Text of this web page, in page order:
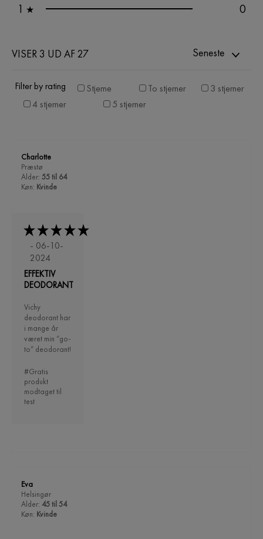
1 ★ 0
VISER 3 UD AF 27 Seneste
Filter by rating Stjerne To stjerner
3 stjerner
4 stjerner
5 stjerner
Charlotte
Præstø
Alder: 55 til 64
Køn: Kvinde
- 06-10-
2024
EFFEKTIV
DEODORANT
Vichy
deodorant har
i mange år
været min “go-
to” deodorant!
#Gratis
produkt
modtaget til
test
Eva
Helsingør
Alder: 45 til 54
Køn: Kvinde